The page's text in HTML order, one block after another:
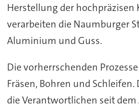
Herstellung der hochpräzisen
verarbeiten die Naumburger
Aluminium und Guss.
Die vorherrschenden
Fräsen, Bohren und
die Verantwortlichen seit dem